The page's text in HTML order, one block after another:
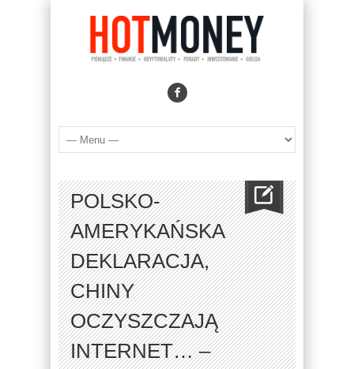
POLSKO-
AMERYKAŃSKA
DEKLARACJA,
CHINY
OCZYSZCZAJĄ
INTERNET… –